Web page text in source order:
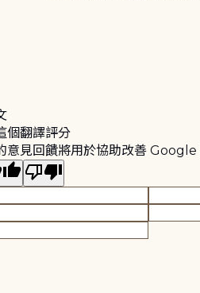
個翻譯評分
意見回饋將用於協助改善 Google